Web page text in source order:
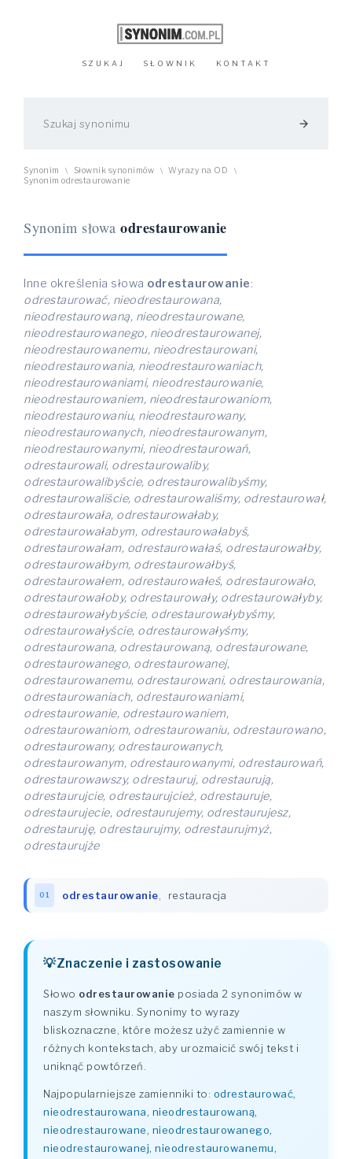
SZUKAJ SŁOWNIK KONTAKT
arrow_forward
Synonim \ Słownik synonimów \ Wyrazy na OD \
Synonim odrestaurowanie
Synonim słowa odrestaurowanie
Inne określenia słowa odrestaurowanie:
odrestaurować, nieodrestaurowana,
nieodrestaurowaną, nieodrestaurowane,
nieodrestaurowanego, nieodrestaurowanej,
nieodrestaurowanemu, nieodrestaurowani,
nieodrestaurowania, nieodrestaurowaniach,
nieodrestaurowaniami, nieodrestaurowanie,
nieodrestaurowaniem, nieodrestaurowaniom,
nieodrestaurowaniu, nieodrestaurowany,
nieodrestaurowanych, nieodrestaurowanym,
nieodrestaurowanymi, nieodrestaurowań,
odrestaurowali, odrestaurowaliby,
odrestaurowalibyście, odrestaurowalibyśmy,
odrestaurowaliście, odrestaurowaliśmy, odrestaurował,
odrestaurowała, odrestaurowałaby,
odrestaurowałabym, odrestaurowałabyś,
odrestaurowałam, odrestaurowałaś, odrestaurowałby,
odrestaurowałbym, odrestaurowałbyś,
odrestaurowałem, odrestaurowałeś, odrestaurowało,
odrestaurowałoby, odrestaurowały, odrestaurowałyby,
odrestaurowałybyście, odrestaurowałybyśmy,
odrestaurowałyście, odrestaurowałyśmy,
odrestaurowana, odrestaurowaną, odrestaurowane,
odrestaurowanego, odrestaurowanej,
odrestaurowanemu, odrestaurowani, odrestaurowania,
odrestaurowaniach, odrestaurowaniami,
odrestaurowanie, odrestaurowaniem,
odrestaurowaniom, odrestaurowaniu, odrestaurowano,
odrestaurowany, odrestaurowanych,
odrestaurowanym, odrestaurowanymi, odrestaurowań,
odrestaurowawszy, odrestauruj, odrestaurują,
odrestaurujcie, odrestaurujcież, odrestauruje,
odrestaurujecie, odrestaurujemy, odrestaurujesz,
odrestauruję, odrestaurujmy, odrestaurujmyż,
odrestaurujże
01 odrestaurowanie restauracja
Znaczenie i zastosowanie
Słowo odrestaurowanie posiada 2 synonimów w
naszym słowniku. Synonimy to wyrazy
bliskoznaczne, które możesz użyć zamiennie w
różnych kontekstach, aby urozmaicić swój tekst i
uniknąć powtórzeń.
Najpopularniejsze zamienniki to: odrestaurować,
nieodrestaurowana, nieodrestaurowaną,
nieodrestaurowane, nieodrestaurowanego,
nieodrestaurowanej, nieodrestaurowanemu,